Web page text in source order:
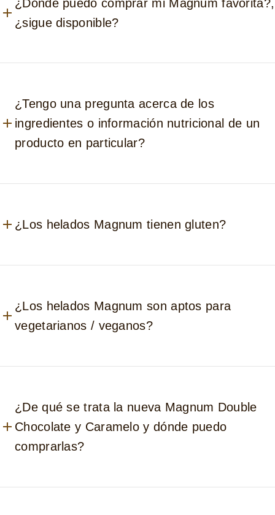
¿Dónde puedo comprar mi Magnum favorita?,
¿sigue disponible?
¿Tengo una pregunta acerca de los
ingredientes o información nutricional de un
producto en particular?
¿Los helados Magnum tienen gluten?
¿Los helados Magnum son aptos para
vegetarianos / veganos?
¿De qué se trata la nueva Magnum Double
Chocolate y Caramelo y dónde puedo
comprarlas?